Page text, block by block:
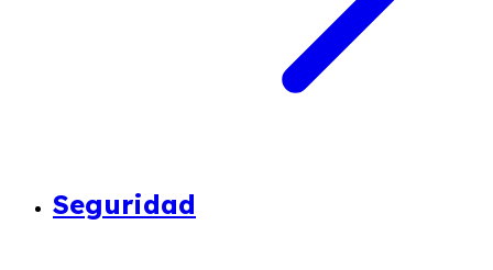
Seguridad